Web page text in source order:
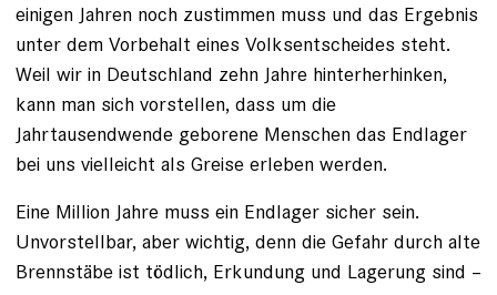
einigen Jahren noch zustimmen muss und das Ergebnis
unter dem Vorbehalt eines Volksentscheides steht.
Weil wir in Deutschland zehn Jahre hinterherhinken,
kann man sich vorstellen, dass um die
Jahrtausendwende geborene Menschen das Endlager
bei uns vielleicht als Greise erleben werden.
Eine Million Jahre muss ein Endlager sicher sein.
Unvorstellbar, aber wichtig, denn die Gefahr durch alte
Brennstäbe ist tödlich, Erkundung und Lagerung sind –